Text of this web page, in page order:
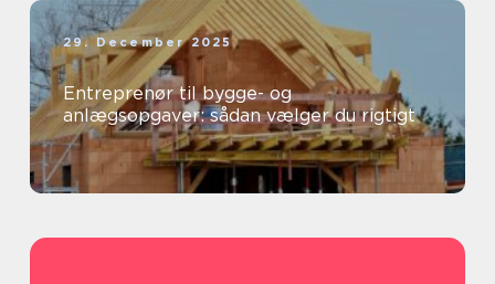
29. December 2025
Entreprenør til bygge- og
anlægsopgaver: sådan vælger du rigtigt